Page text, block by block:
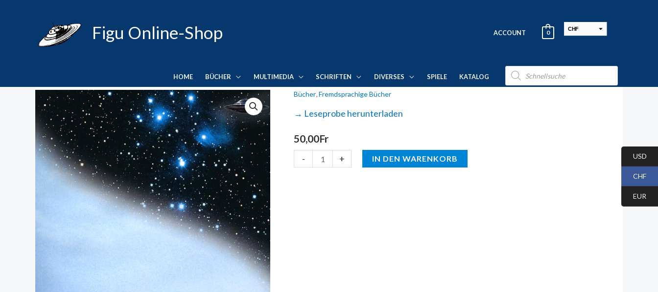
Figu Online-Shop ACCOUNT 0
CHF
HOME BÜCHER MULTIMEDIA SCHRIFTEN DIVERSES SPIELE KATALOG
Products
search
Bücher,Fremdsprachige Bücher
→ Leseprobe herunterladen
50,00Fr
-
Aus
den
des
Weltenraums
...
+ IN DEN WARENKORB USD
CHF
EUR